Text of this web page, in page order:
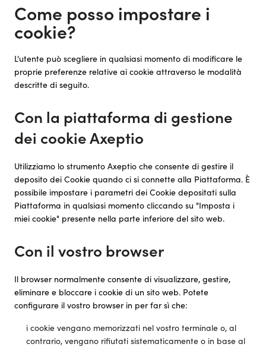
Come posso impostare i
cookie?
L'utente può scegliere in qualsiasi momento di modificare le
proprie preferenze relative ai cookie attraverso le modalità
descritte di seguito.
Con la piattaforma di gestione
dei cookie Axeptio
Utilizziamo lo strumento Axeptio che consente di gestire il
deposito dei Cookie quando ci si connette alla Piattaforma. È
possibile impostare i parametri dei Cookie depositati sulla
Piattaforma in qualsiasi momento cliccando su "Imposta i
miei cookie" presente nella parte inferiore del sito web.
Con il vostro browser
Il browser normalmente consente di visualizzare, gestire,
eliminare e bloccare i cookie di un sito web. Potete
configurare il vostro browser in per far sì che:
i cookie vengano memorizzati nel vostro terminale o, al
contrario, vengano rifiutati sistematicamente o in base al